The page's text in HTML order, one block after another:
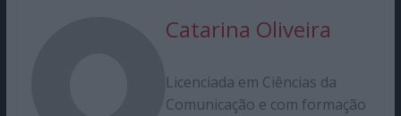
Catarina Oliveira
Licenciada em Ciências da
Comunicação e com formação